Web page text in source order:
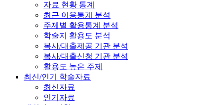
자료 현황 통계
최근 이용통계 분석
주제별 활용통계 분석
학술지 활용도 분석
복사/대출제공 기관 분석
복사/대출신청 기관 분석
활용도 높은 주제
최신/인기 학술자료
최신자료
인기자료